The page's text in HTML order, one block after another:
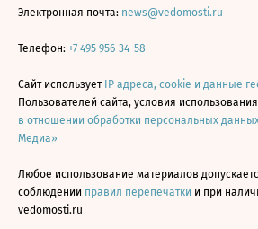
Электронная почта: news@vedomosti.ru
Телефон: +7 495 956-34-58
Сайт использует IP адреса, cookie и данные
Пользователей сайта, условия
в отношении обработки персональных
Медиа»
Любое использование материалов
соблюдении правил перепечатки и при
vedomosti.ru